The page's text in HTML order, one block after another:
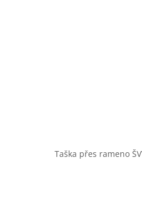
Taška přes rameno